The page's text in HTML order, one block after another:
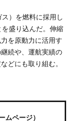
）を燃料に採用し
盛り込んだ。伸縮
を原動力に活用す
続や、運航実績の
どにも取り組む。
ムページ）